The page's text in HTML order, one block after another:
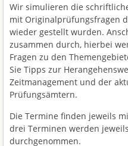
Wir simulieren die
mit Originalprüfungsfragen
wieder gestellt wurden.
zusammen durch, hierbei
Fragen zu den
Sie Tipps zur
Zeitmanagement und der
Prüfungsämtern.
Die Termine finden jeweils
drei Terminen werden
durchgenommen.